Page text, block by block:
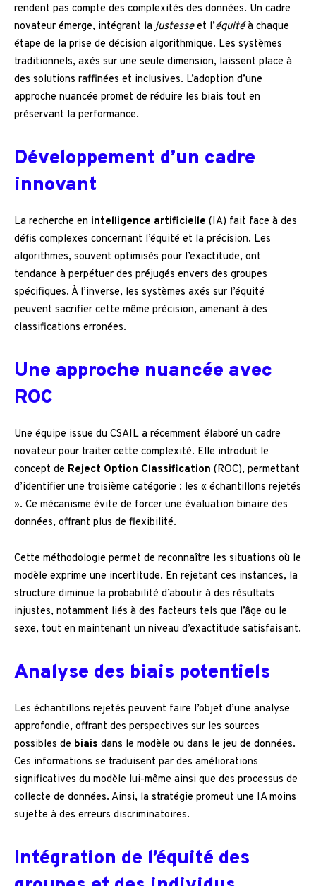
rendent pas compte des complexités des données. Un cadre
novateur émerge, intégrant la justesseet l’équitéà chaque
étape de la prise de décision algorithmique. Les systèmes
traditionnels, axés sur une seule dimension, laissent place à
des solutions raffinées et inclusives. L’adoption d’une
approche nuancée promet de réduire les biais tout en
préservant la performance.
Développement d’un cadre
innovant
La recherche en intelligence artificielle (IA) fait face à des
défis complexes concernant l’équité et la précision. Les
algorithmes, souvent optimisés pour l’exactitude, ont
tendance à perpétuer des préjugés envers des groupes
spécifiques. À l’inverse, les systèmes axés sur l’équité
peuvent sacrifier cette même précision, amenant à des
classifications erronées.
Une approche nuancée avec
ROC
Une équipe issue du CSAIL a récemment élaboré un cadre
novateur pour traiter cette complexité. Elle introduit le
concept de Reject Option Classification (ROC), permettant
d’identifier une troisième catégorie : les « échantillons rejetés
». Ce mécanisme évite de forcer une évaluation binaire des
données, offrant plus de flexibilité.
Cette méthodologie permet de reconnaître les situations où le
modèle exprime une incertitude. En rejetant ces instances, la
structure diminue la probabilité d’aboutir à des résultats
injustes, notamment liés à des facteurs tels que l’âge ou le
sexe, tout en maintenant un niveau d’exactitude satisfaisant.
Analyse des biais potentiels
Les échantillons rejetés peuvent faire l’objet d’une analyse
approfondie, offrant des perspectives sur les sources
possibles de biais dans le modèle ou dans le jeu de données.
Ces informations se traduisent par des améliorations
significatives du modèle lui-même ainsi que des processus de
collecte de données. Ainsi, la stratégie promeut une IA moins
sujette à des erreurs discriminatoires.
Intégration de l’équité des